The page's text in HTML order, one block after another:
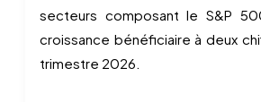
secteurs composant le S&P
croissance bénéficiaire à deux
trimestre 2026.